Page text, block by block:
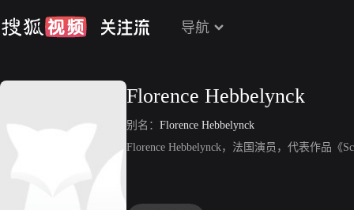
导航
Florence Hebbelynck
别名： Florence Hebbelynck
Florence Hebbelynck，法国演员，代表作品《